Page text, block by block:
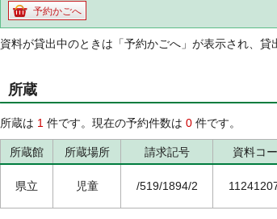
予約かごへ
資料が貸出中のときは「予約かごへ」が表示され、貸
所蔵
所蔵は 1 件です。現在の予約件数は 0 件です。
所蔵館 所蔵場所 請求記号 資料コ
県立 児童 /519/1894/2